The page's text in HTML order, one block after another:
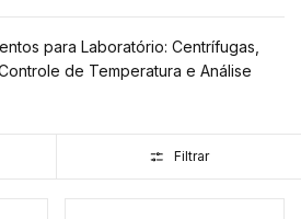
para Laboratório: Centrífugas,
de Temperatura e Análise
Filtrar